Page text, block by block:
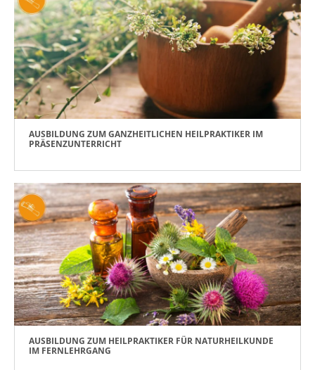
AUSBILDUNG ZUM GANZHEITLICHEN HEILPRAKTIKER IM
PRÄSENZUNTERRICHT
AUSBILDUNG ZUM HEILPRAKTIKER FÜR NATURHEILKUNDE
IM FERNLEHRGANG